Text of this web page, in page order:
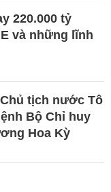
220.000 tỷ
và những lĩnh
tịch nước Tô
Bộ Chỉ huy
Hoa Kỳ